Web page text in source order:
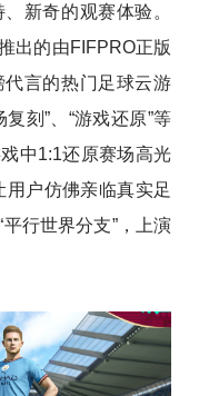
新奇的观赛体验。
出的由FIFPRO正版
言的热门足球云游
刻”、“游戏还原”等
中1:1还原赛场高光
户仿佛亲临真实足
行世界分支”，上演